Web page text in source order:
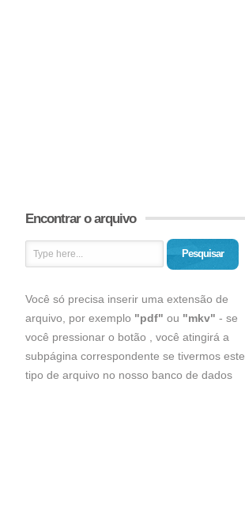
Encontrar o arquivo
Pesquisar
Você só precisa inserir uma extensão de
arquivo, por exemplo "pdf" ou "mkv" - se
você pressionar o botão , você atingirá a
subpágina correspondente se tivermos este
tipo de arquivo no nosso banco de dados